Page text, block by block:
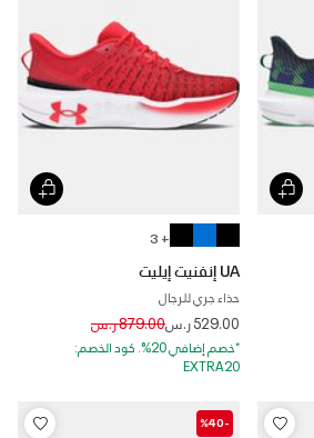
+ 3
UA إنفنيت إيليت
حذاء جري للرجال
529.00 ر.س Price reduced from
879.00 ر.س to
*خصم إضافي 20%. كود الخصم:
EXTRA20
-%40